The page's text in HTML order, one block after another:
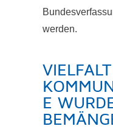
werden.
E